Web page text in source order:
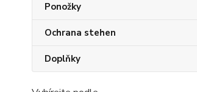
Ponožky
Ochrana stehen
Doplňky